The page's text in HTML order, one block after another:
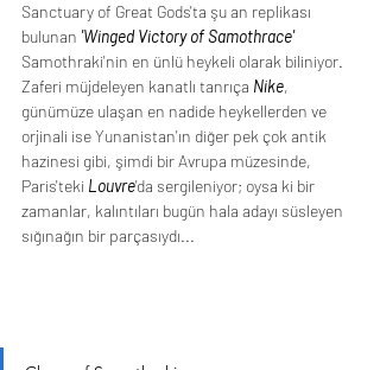
Sanctuary of Great Gods'ta şu an replikası
bulunan 'Winged Victory of Samothrace'
Samothraki'nin en ünlü heykeli olarak biliniyor.
Zaferi müjdeleyen kanatlı tanrıça Nike,
günümüze ulaşan en nadide heykellerden ve
orjinali ise Yunanistan'ın diğer pek çok antik
hazinesi gibi, şimdi bir Avrupa müzesinde,
Paris'teki Louvre'da sergileniyor; oysa ki bir
zamanlar, kalıntıları bugün hala adayı süsleyen
sığınağın bir parçasıydı...